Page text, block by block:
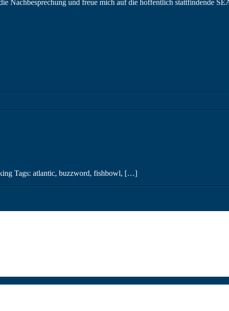
Nachbesprechung und freue mich auf die hoffentlich stattfindende
Tags: atlantic, buzzword, fishbowl, […]